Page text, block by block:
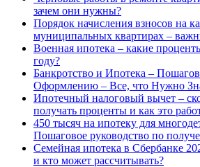
зачем они нужны?
Порядок начисления взносов на
муниципальных квартирах –
Военная ипотека – какие
году?
Банкротство и Ипотека –
Оформлению – Все, что Нужно
Ипотечный налоговый вычет –
получать проценты и как это
450 тысяч на ипотеку для
Пошаговое руководство по
Семейная ипотека в Сбербанке
и кто может рассчитывать?